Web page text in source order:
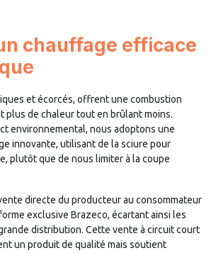
chauffage efficace
et écorcés, offrent une combustion
plus de chaleur tout en brûlant moins.
environnemental, nous adoptons une
innovante, utilisant de la sciure pour
plutôt que de nous limiter à la coupe
directe du producteur au consommateur
exclusive Brazeco, écartant ainsi les
distribution. Cette vente à circuit court
un produit de qualité mais soutient